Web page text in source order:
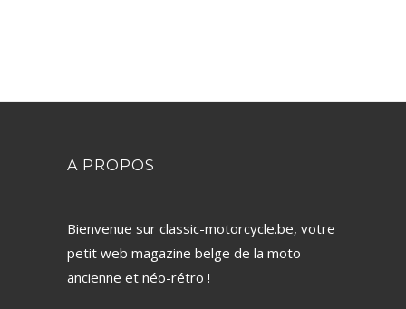
A PROPOS
Bienvenue sur classic-motorcycle.be, votre
petit web magazine belge de la moto
ancienne et néo-rétro !